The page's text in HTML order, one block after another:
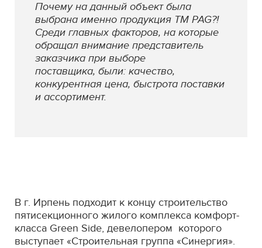
Почему на данный объект была
выбрана именно продукция ТМ PAG?!
Среди главных факторов, на которые
обращал внимание представитель
заказчика при выборе
поставщика, были: качество,
конкурентная цена, быстрота поставки
и ассортимент.
В г. Ирпень подходит к концу строительство
пятисекционного жилого комплекса комфорт-
класса Green Side, девелопером которого
выступает «Строительная группа «Синергия».